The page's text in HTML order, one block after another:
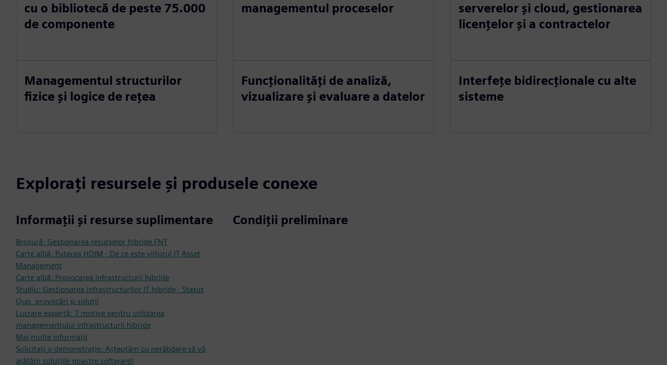
cu o bibliotecă de peste 75.000
de componente
managementul proceselor
serverelor și cloud, gestionarea
licențelor și a contractelor
Managementul structurilor
fizice și logice de rețea
Funcționalități de analiză,
vizualizare și evaluare a datelor
Interfețe bidirecționale cu alte
sisteme
Explorați resursele și produsele conexe
Informații și resurse suplimentare
Broșură: Gestionarea resurselor hibride FNT
Carte albă: Puterea HDIM - De ce este viitorul IT Asset
Management
Carte albă: Provocarea infrastructurii hibride
Studiu: Gestionarea infrastructurilor IT hibride - Status
Quo, provocări și soluții
Lucrare expertă: 7 motive pentru utilizarea
managementului infrastructurii hibride
Mai multe informații
Solicitați o demonstrație: Așteptăm cu nerăbdare să vă
arătăm soluțiile noastre software!
Condiții preliminare